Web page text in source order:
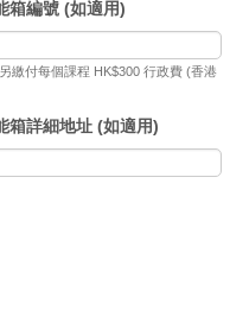
箱編號 (如適用)
繳付每個課程 HK$300 行政費 (香港
箱詳細地址 (如適用)